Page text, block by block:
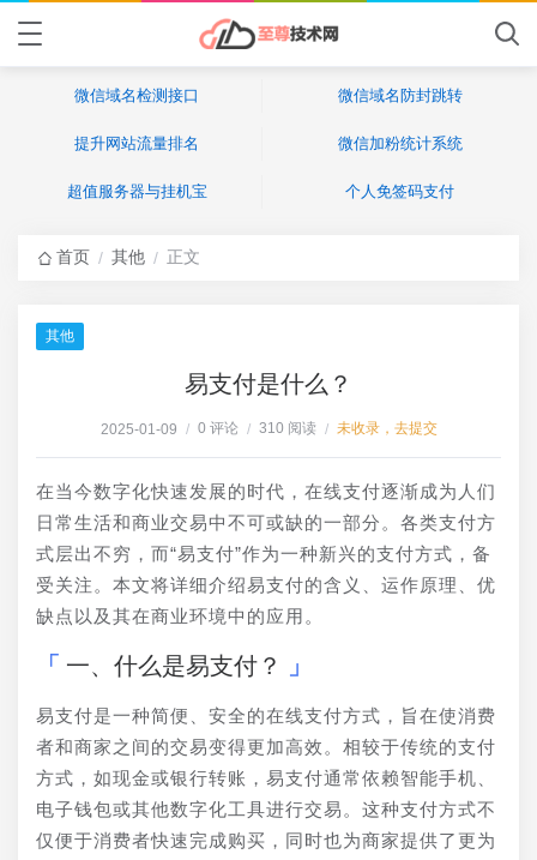
微信域名检测接口 微信域名防封跳转
提升网站流量排名 微信加粉统计系统
超值服务器与挂机宝 个人免签码支付
首页 / 其他 / 正文
其他
易支付是什么？
2025-01-09 / 0 评论 / 310 阅读 / 未收录，去提交
在当今数字化快速发展的时代，在线支付逐渐成为人们
日常生活和商业交易中不可或缺的一部分。各类支付方
式层出不穷，而“易支付”作为一种新兴的支付方式，备
受关注。本文将详细介绍易支付的含义、运作原理、优
缺点以及其在商业环境中的应用。
一、什么是易支付？
易支付是一种简便、安全的在线支付方式，旨在使消费
者和商家之间的交易变得更加高效。相较于传统的支付
方式，如现金或银行转账，易支付通常依赖智能手机、
电子钱包或其他数字化工具进行交易。这种支付方式不
仅便于消费者快速完成购买，同时也为商家提供了更为